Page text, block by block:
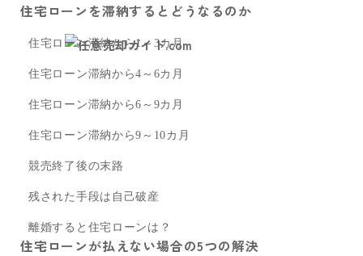
住宅ローンを滞納するとどうなるのか
住宅ローン滞納から1～3カ月
住宅ローン滞納から4～6カ月
住宅ローン滞納から6～9カ月
住宅ローン滞納から9～10カ月
競売終了後の末路
残された手段は自己破産
離婚すると住宅ローンは？
住宅ローンが払えない場合の5つの解決